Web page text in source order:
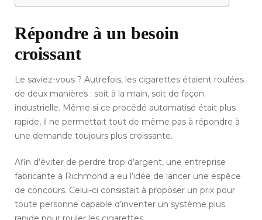
Répondre à un besoin
croissant
Le saviez-vous ? Autrefois, les cigarettes étaient roulées
de deux manières : soit à la main, soit de façon
industrielle. Même si ce procédé automatisé était plus
rapide, il ne permettait tout de même pas à répondre à
une demande toujours plus croissante.
Afin d’éviter de perdre trop d’argent, une entreprise
fabricante à Richmond a eu l’idée de lancer une espèce
de concours. Celui-ci consistait à proposer un prix pour
toute personne capable d’inventer un système plus